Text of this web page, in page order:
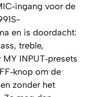
voor de
en is doordacht:
treble,
INPUT‑presets
om de
zonder het